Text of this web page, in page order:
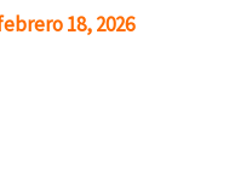
18, 2026